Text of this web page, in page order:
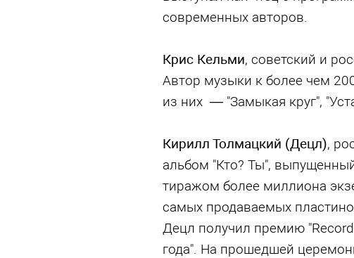
современных авторов.
Крис Кельми, советский и
Автор музыки к более чем
из них — "Замыкая круг",
Кирилл Толмацкий (Децл),
альбом "Кто? Ты",
тиражом более миллиона
самых продаваемых
Децл получил премию
года". На прошедшей